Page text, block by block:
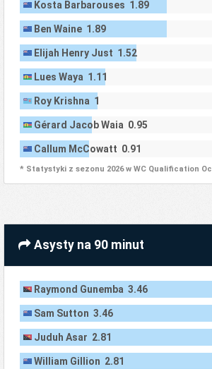
Kosta Barbarouses 1.89
Ben Waine 1.89
Elijah Henry Just 1.52
Lues Waya 1.11
Roy Krishna 1
Gérard Jacob Waia 0.95
Callum McCowatt 0.91
* Statystyki z sezonu 2026 w WC Qualification
Asysty na 90 minut
Raymond Gunemba 3.46
Sam Sutton 3.46
Juduh Asar 2.81
William Gillion 2.81